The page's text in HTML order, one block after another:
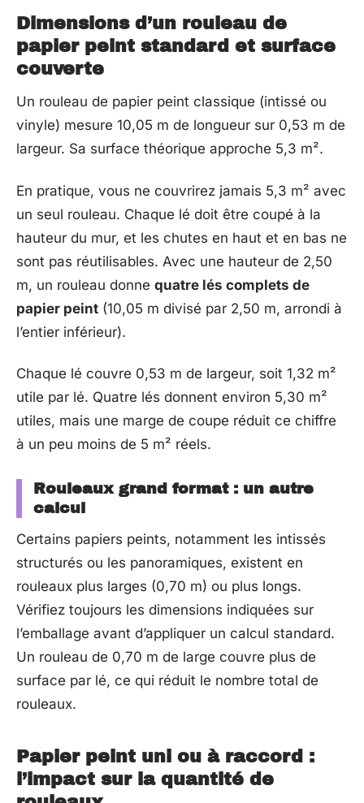
Dimensions d’un rouleau de
papier peint standard et surface
couverte
Un rouleau de papier peint classique (intissé ou
vinyle) mesure 10,05 m de longueur sur 0,53 m de
largeur. Sa surface théorique approche 5,3 m².
En pratique, vous ne couvrirez jamais 5,3 m² avec
un seul rouleau. Chaque lé doit être coupé à la
hauteur du mur, et les chutes en haut et en bas ne
sont pas réutilisables. Avec une hauteur de 2,50
m, un rouleau donne quatre lés complets de
papier peint (10,05 m divisé par 2,50 m, arrondi à
l’entier inférieur).
Chaque lé couvre 0,53 m de largeur, soit 1,32 m²
utile par lé. Quatre lés donnent environ 5,30 m²
utiles, mais une marge de coupe réduit ce chiffre
à un peu moins de 5 m² réels.
Rouleaux grand format : un autre
calcul
Certains papiers peints, notamment les intissés
structurés ou les panoramiques, existent en
rouleaux plus larges (0,70 m) ou plus longs.
Vérifiez toujours les dimensions indiquées sur
l’emballage avant d’appliquer un calcul standard.
Un rouleau de 0,70 m de large couvre plus de
surface par lé, ce qui réduit le nombre total de
rouleaux.
Papier peint uni ou à raccord :
l’impact sur la quantité de